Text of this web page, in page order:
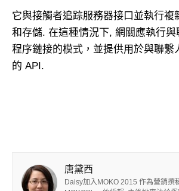
它與接觸者追踪服務器接口並執行複
和存儲. 在這種情況下, 網關應執行與
程序鏈接的模式，並提供用於與聯繫
的 API.
唐黛西
Daisy加入MOKO 2015 作為營銷撰